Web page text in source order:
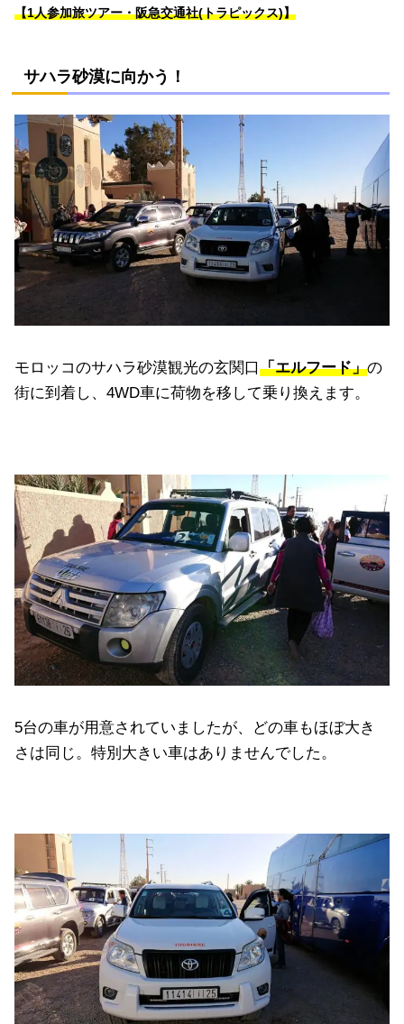
【1人参加旅ツアー・阪急交通社(トラピックス)】
サハラ砂漠に向かう！
モロッコのサハラ砂漠観光の玄関口 「エルフード」の
街に到着し、4WD車に荷物を移して乗り換えます。
5台の車が用意されていましたが、どの車もほぼ大き
さは同じ。特別大きい車はありませんでした。